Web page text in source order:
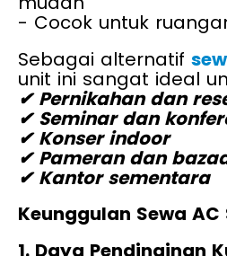
mudah
Sebagai alternatif
unit ini sangat ideal
✔ Pernikahan dan
✔ Seminar dan
✔ Konser indoor
✔ Pameran dan bazaar